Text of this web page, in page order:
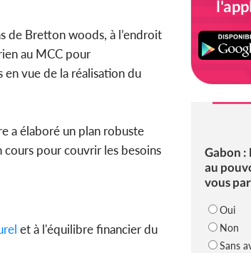
de Bretton woods, à l’endroit
au MCC pour
vue de la réalisation du
a élaboré un plan robuste
cours pour couvrir les besoins
et à l'équilibre financier du
Gabon :
au
vous
Oui
Non
Sans